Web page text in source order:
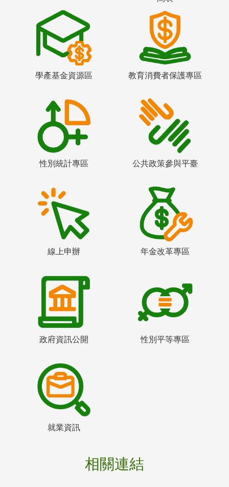
學產基金資源區 教育消費者保護專區
性別統計專區 公共政策參與平臺
線上申辦 年金改革專區
政府資訊公開 性別平等專區
就業資訊
相關連結